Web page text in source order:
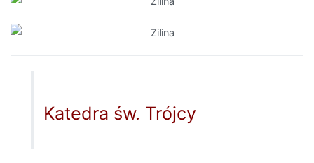
Katedra św. Trójcy